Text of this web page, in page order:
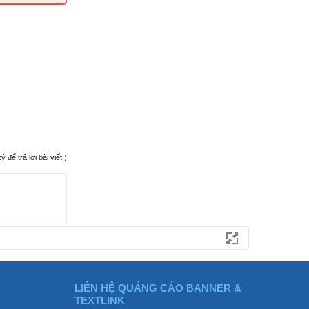
để trả lời bài viết.)
LIÊN HỆ QUẢNG CÁO BANNER &
TEXTLINK